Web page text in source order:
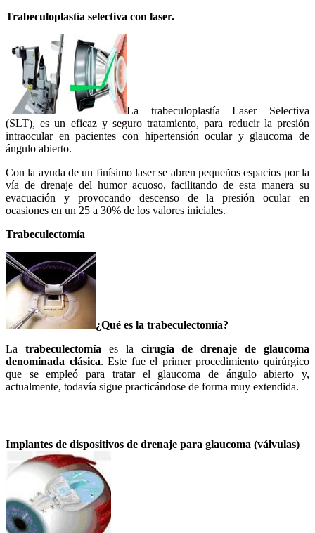
Trabeculoplastía selectiva con laser.
La trabeculoplastía Laser Selectiva
(SLT), es un eficaz y seguro tratamiento, para reducir la presión
intraocular en pacientes con hipertensión ocular y glaucoma de
ángulo abierto.
Con la ayuda de un finísimo laser se abren pequeños espacios por la
vía de drenaje del humor acuoso, facilitando de esta manera su
evacuación y provocando descenso de la presión ocular en
ocasiones en un 25 a 30% de los valores iniciales.
Trabeculectomía
¿Qué es la trabeculectomía?
La trabeculectomía es la cirugía de drenaje de glaucoma
denominada clásica. Este fue el primer procedimiento quirúrgico
que se empleó para tratar el glaucoma de ángulo abierto y,
actualmente, todavía sigue practicándose de forma muy extendida.
Implantes de dispositivos de drenaje para glaucoma (válvulas)